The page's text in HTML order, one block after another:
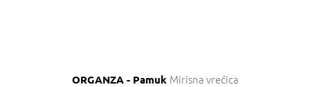
ORGANZA - Pamuk Mirisna vrećica